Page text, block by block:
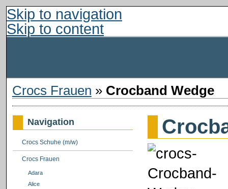
Skip to navigation
Skip to content
Crocs Frauen » Crocband Wedge
Navigation
Crocs Schuhe (m/w)
Crocs Frauen
Adara
Alice